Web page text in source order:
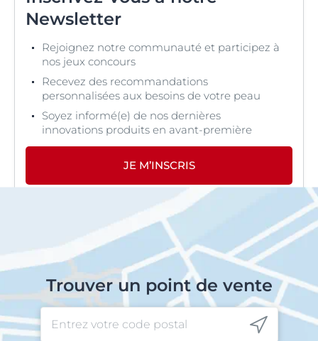
Newsletter
Rejoignez notre communauté et participez à
nos jeux concours
Recevez des recommandations
personnalisées aux besoins de votre peau
Soyez informé(e) de nos dernières
innovations produits en avant-première
JE M’INSCRIS
Trouver un point de vente